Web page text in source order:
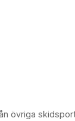
övriga